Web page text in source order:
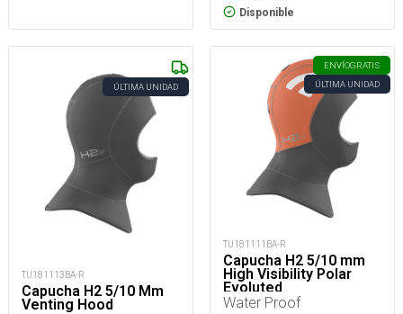
Disponible
ÚLTIMA UNIDAD
TU181113BA-R
Capucha H2 5/10 Mm
Venting Hood
ENVÍOGRATIS
ÚLTIMA UNIDAD
TU181111BA-R
Capucha H2 5/10 mm
High Visibility Polar
Evoluted
Water Proof